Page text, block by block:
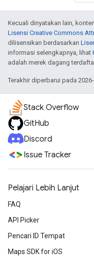
Kecuali dinyatakan lain,
Lisensi Creative Commons
dilisensikan berdasarkan
informasi selengkapnya, lihat
adalah merek dagang
Terakhir diperbarui pada
Stack Overflow
GitHub
Discord
Issue Tracker
Pelajari Lebih Lanjut
FAQ
API Picker
Pencari ID Tempat
Maps SDK for iOS